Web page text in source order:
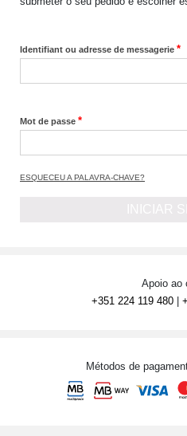
Identifiant ou adresse de messagerie *
Mot de passe *
ESQUECEU A PALAVRA-CHAVE?
Apoio ao
+351 224 119 480
Métodos de